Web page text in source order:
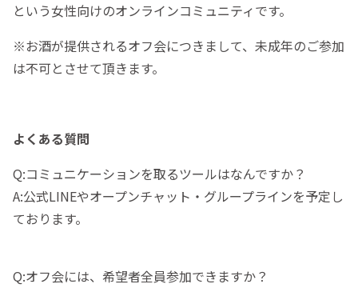
という女性向けのオンラインコミュニティです。
※お酒が提供されるオフ会につきまして、未成年のご参加
は不可とさせて頂きます。
よくある質問
Q:コミュニケーションを取るツールはなんですか？
A:公式LINEやオープンチャット・グループラインを予定し
ております。
Q:オフ会には、希望者全員参加できますか？